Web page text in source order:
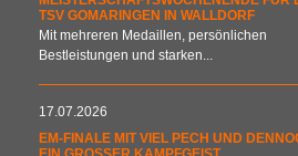
TSV GOMARINGEN IN WALLDORF
Mit mehreren Medaillen, persönlichen
Bestleistungen und starken...
17.07.2026
EM-FINALE MIT VIEL PECH UND